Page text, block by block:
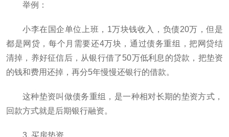
举例：
小李在国企单位上班，1万块钱收入，负债20万，但是
都是网贷，每个月需要还4万块，通过债务重组，把网贷结
清掉，养好征信后，从银行借了50万低利息的贷款，把垫资
的钱和费用还掉，再分5年慢慢还银行的借款。
这种垫资叫做债务重组，是一种相对长期的垫资方式，
回款方式就是后期银行融资。
3. 买房垫资